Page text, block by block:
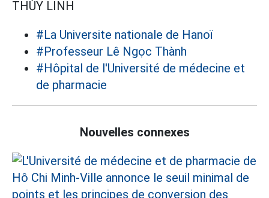
THÙY LINH
#La Universite nationale de Hanoï
#Professeur Lê Ngọc Thành
#Hôpital de l'Université de médecine et
de pharmacie
Nouvelles connexes